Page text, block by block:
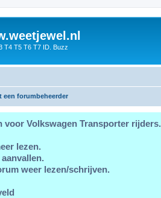
T4 T5 T6 T7 ID. Buzz
een forumbeheerder
voor Volkswagen Transporter rijders.
lezen.
weer lezen/schrijven.